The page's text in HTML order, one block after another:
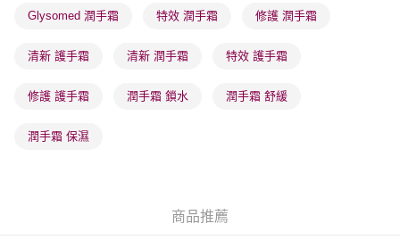
確認發貨後1-3 工作天送達，訂單將隨機分配至SF順豐速運或京東
每筆HK$65.00，滿HK$300.00或以上免運費
(香港門市) 只顯示可選門市。確認發貨後2-5個工作天到店，3天內
每筆HK$20.00，滿HK$100.00或以上免運費
每筆HK$20.00，滿HK$100.00或以上免運費
Glysomed 潤手霜 特效 潤手霜 修護 潤手霜
清新 護手霜 清新 潤手霜 特效 護手霜
修護 護手霜 潤手霜 鎖水 潤手霜 舒緩
潤手霜 保濕
商品推薦